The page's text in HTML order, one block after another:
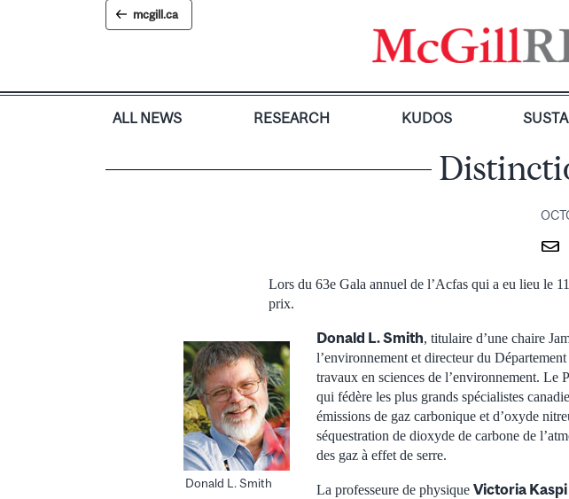
mcgill.ca
ALL NEWS RESEARCH KUDOS
Lors du 63e Gala annuel de l’Acfas qui a eu lieu le
prix.
Donald L. Smith
Donald L. Smith, titulaire d’une chaire
l’environnement et directeur du
travaux en sciences de l’environnement. Le
qui fédère les plus grands spécialistes
émissions de gaz carbonique et d’oxyde
séquestration de dioxyde de carbone de
des gaz à effet de serre.
La professeure de physique Victoria Kaspi